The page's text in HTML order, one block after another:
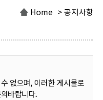
Home > 공지사항
없으며, 이러한 게시물로
바랍니다.